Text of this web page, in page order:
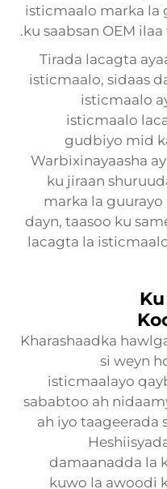
isticmaalo marka la
ku saabsan OEM
Tirada lacagta
isticmaalo, sidaas
isticmaalo
isticmaalo
gudbiyo mid
Warbixinayaasha
ku jiraan
marka la
dayn, taasoo ku
lacagta la
Kharashaadka
si weyn
isticmaalayo
sababtoo ah
ah iyo taageerada
damaanadda la
kuwo la awoodi